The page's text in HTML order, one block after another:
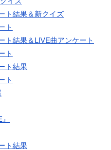
ト結果＆新クイズ
ト
結果＆LIVE曲アンケート
ト
ト結果
ト
ト結果